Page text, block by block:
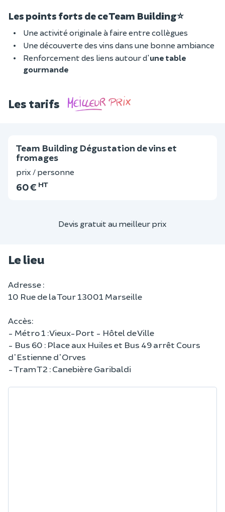
Les points forts de ce Team Building⭐
Une activité originale à faire entre collègues
Une découverte des vins dans une bonne ambiance
Renforcement des liens autour d'une table
gourmande
Les tarifs
Team Building Dégustation de vins et
fromages
prix / personne
60 € HT
Devis gratuit au meilleur prix
Le lieu
Adresse :
10 Rue de la Tour 13001 Marseille
Accès:
- Métro 1 : Vieux-Port - Hôtel de Ville
- Bus 60 : Place aux Huiles et Bus 49 arrêt Cours
d'Estienne d'Orves
- Tram T2 : Canebière Garibaldi